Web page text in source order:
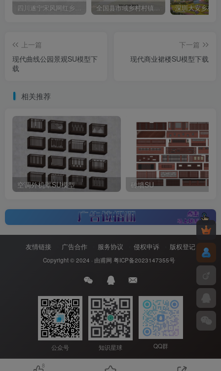
四川遂宁宋风网红乡村振兴旅游规划设计方案 全国县市域乡村村镇建设规划优秀案例
上一篇
现代曲线公园景观SU模型下
载
下一篇
现代商业裙楼SU模型下载
相关推荐
空调外机罩SU模型 砖墙SU
友情链接 广告合作 服务协议 侵权申诉 版权登记
Copyright © 2024 · 由甫网 粤ICP备2023147355号
公众号 知识星球 QQ群
8